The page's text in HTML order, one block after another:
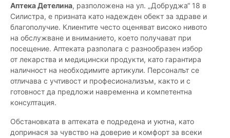
Аптека Детелина, разположена на ул. „Добруджа“ 18 в
Силистра, е призната като надежден обект за здраве и
благополучие. Клиентите често оценяват високо нивото
на обслужване и вниманието, което получават при
посещение. Аптеката разполага с разнообразен избор
от лекарства и медицински продукти, като гарантира
наличност на необходимите артикули. Персоналът се
отличава с учтивост и професионализъм, както и с
готовност да предложи навременна и компетентна
консултация.
Обстановката в аптеката е подредена и уютна, като
допринася за чувство на доверие и комфорт за всеки